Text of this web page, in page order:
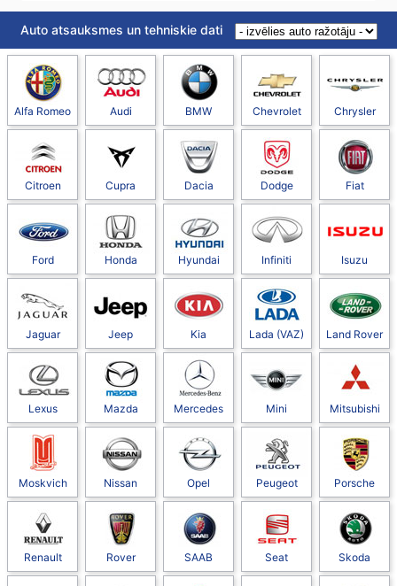
Auto atsauksmes un tehniskie dati
Alfa Romeo Audi BMW Chevrolet Chrysler
Citroen Cupra Dacia Dodge Fiat
Ford Honda Hyundai Infiniti Isuzu
Jaguar Jeep Kia Lada (VAZ) Land Rover
Lexus Mazda Mercedes Mini Mitsubishi
Moskvich Nissan Opel Peugeot Porsche
Renault Rover SAAB Seat Skoda